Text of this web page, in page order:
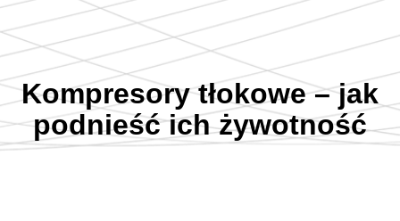
Kompresory tłokowe – jak
podnieść ich żywotność